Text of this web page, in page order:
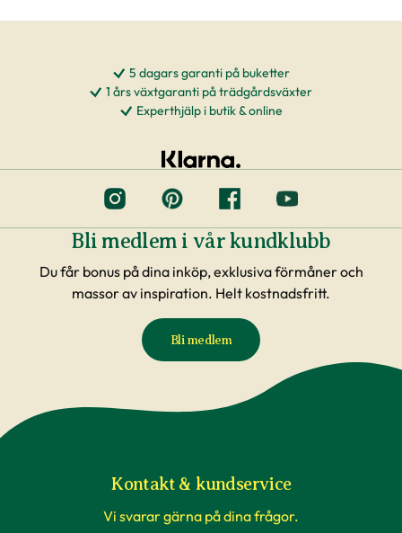
5 dagars garanti på buketter
1 års växtgaranti på trädgårdsväxter
Experthjälp i butik & online
Bli medlem i vår kundklubb
Du får bonus på dina inköp, exklusiva förmåner och
massor av inspiration. Helt kostnadsfritt.
Bli medlem
Kontakt & kundservice
Vi svarar gärna på dina frågor.